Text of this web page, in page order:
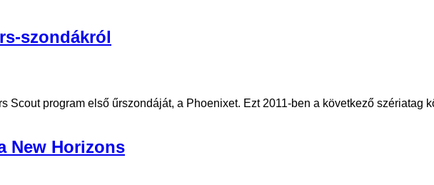
szondákról
Scout program első űrszondáját, a Phoenixet. Ezt 2011-ben a következő szériatag
New Horizons